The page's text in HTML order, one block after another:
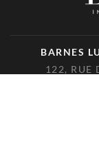
BARNES
122, RUE